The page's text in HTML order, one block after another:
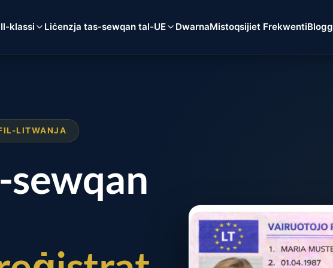
Il-klassi Liċenzja tas-sewqan tal-UE DwarnaMistoqsijiet FrekwentiBlogg
LITWANJA